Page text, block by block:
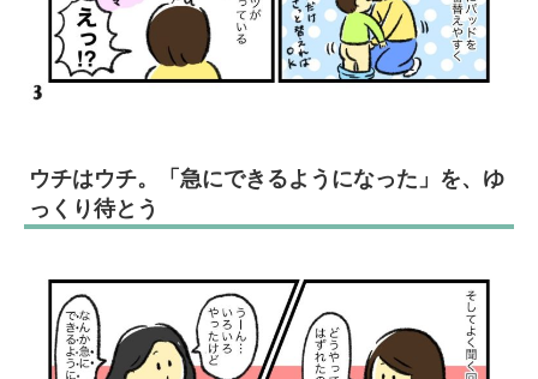
ウチはウチ。「急にできるようになった」を、ゆ
っくり待とう